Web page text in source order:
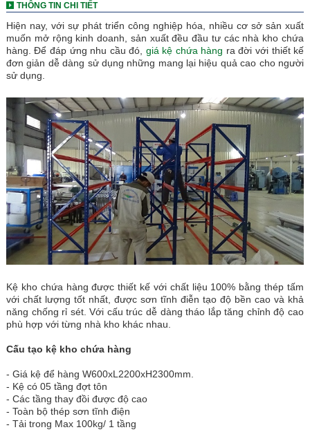
THÔNG TIN CHI TIẾT
Hiện nay, với sự phát triển công nghiệp hóa, nhiều cơ sở sản xuất
muốn mở rộng kinh doanh, sản xuất đều đầu tư các nhà kho chứa
hàng. Để đáp ứng nhu cầu đó, giá kệ chứa hàng ra đời với thiết kế
đơn giản dễ dàng sử dụng những mang lại hiệu quả cao cho người
sử dụng.
Kệ kho chứa hàng được thiết kế với chất liệu 100% bằng thép tấm
với chất lượng tốt nhất, được sơn tĩnh điễn tạo độ bền cao và khả
năng chống rỉ sét. Với cấu trúc dễ dàng tháo lắp tăng chỉnh độ cao
phù hợp với từng nhà kho khác nhau.
Cấu tạo kệ kho chứa hàng
- Giá kệ để hàng W600xL2200xH2300mm.
- Kệ có 05 tầng đợt tôn
- Các tầng thay đồi được độ cao
- Toàn bộ thép sơn tĩnh điện
- Tải trong Max 100kg/ 1 tầng